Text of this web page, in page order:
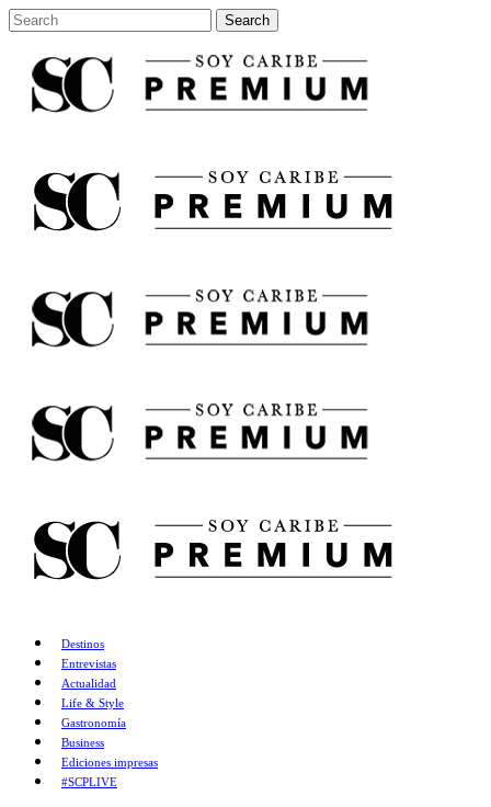
Destinos
Entrevistas
Actualidad
Life & Style
Gastronomía
Business
Ediciones impresas
#SCPLIVE